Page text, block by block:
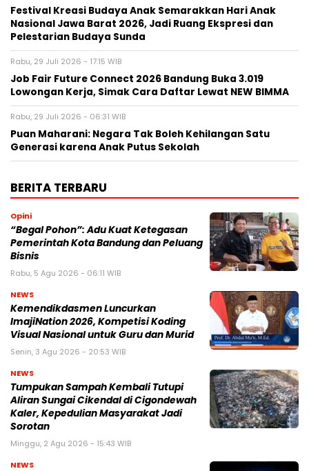
Festival Kreasi Budaya Anak Semarakkan Hari Anak
Nasional Jawa Barat 2026, Jadi Ruang Ekspresi dan
Pelestarian Budaya Sunda
Rabu, 29 Juli 2026 - 17:15 WIB
Job Fair Future Connect 2026 Bandung Buka 3.019
Lowongan Kerja, Simak Cara Daftar Lewat NEW BIMMA
Rabu, 29 Juli 2026 - 06:31 WIB
Puan Maharani: Negara Tak Boleh Kehilangan Satu
Generasi karena Anak Putus Sekolah
BERITA TERBARU
Opini
“Begal Pohon”: Adu Kuat Ketegasan
Pemerintah Kota Bandung dan Peluang
Bisnis
Rabu, 5 Agu 2026 - 06:11 WIB
NEWS
Kemendikdasmen Luncurkan
ImajiNation 2026, Kompetisi Koding
Visual Nasional untuk Guru dan Murid
Senin, 3 Agu 2026 - 20:53 WIB
NEWS
Tumpukan Sampah Kembali Tutupi
Aliran Sungai Cikendal di Cigondewah
Kaler, Kepedulian Masyarakat Jadi
Sorotan
Minggu, 2 Agu 2026 - 15:43 WIB
NEWS